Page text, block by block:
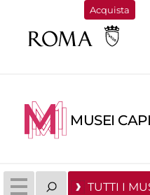
Acquista
MUSEI
TUTTI I